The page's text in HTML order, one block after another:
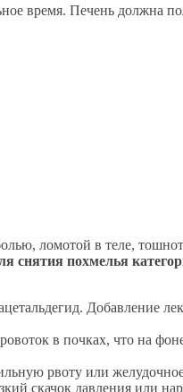
время. Печень должна
ломотой в теле,
снятия похмелья
Добавление
в почках, что на
рвоту или
скачок давления или